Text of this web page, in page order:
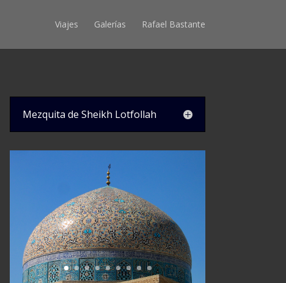
Viajes Galerías Rafael Bastante
Mezquita de Sheikh Lotfollah